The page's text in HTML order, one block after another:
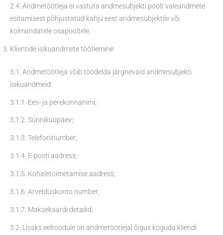
2.4. Andmetöötleja ei vastuta andmesubjekti poolt valeandmete
esitamisest põhjustatud kahju eest andmesubjektile või
kolmandatele osapooltele.
Klientide isikuandmete töötlemine
3.1. Andmetöötleja võib töödelda järgnevaid andmesubjekti
isikuandmeid:
3.1.1. Ees- ja perekonnanimi;
3.1.2. Sünnikuupäev;
3.1.3. Telefoninumber;
3.1.4. E-posti aadress;
3.1.5. Kohaletoimetamise aadress;
3.1.6. Arvelduskonto number;
3.1.7. Maksekaardi detailid;
3.2. Lisaks eeltoodule on andmetöötlejal õigus koguda kliendi